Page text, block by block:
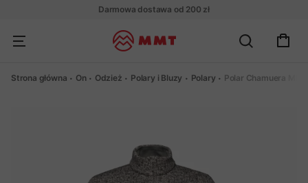
Darmowa dostawa od 200 zł
Strona główna On Odzież Polary i Bluzy Polary Polar Chamuera ML